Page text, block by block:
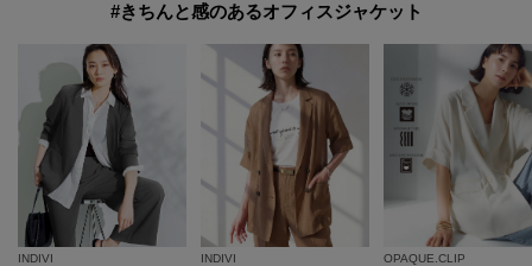
#きちんと感のあるオフィスジャケット
INDIVI
INDIVI
OPAQUE.CLIP